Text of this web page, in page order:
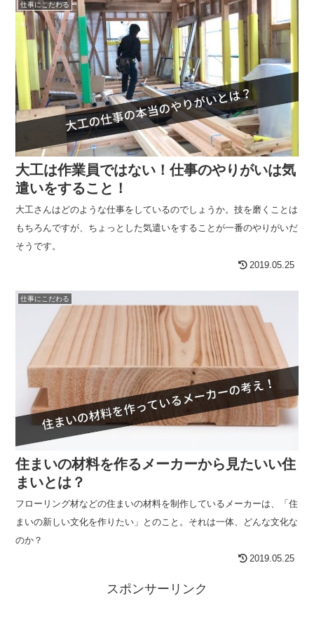
仕事にこだわる
大工は作業員ではない！仕事のやりがいは気
遣いをすること！
大工さんはどのような仕事をしているのでしょうか。技を磨くことは
もちろんですが、ちょっとした気遣いをすることが一番のやりがいだ
そうです。
2019.05.25
仕事にこだわる
住まいの材料を作るメーカーから見たいい住
まいとは？
フローリング材などの住まいの材料を制作しているメーカーは、「住
まいの新しい文化を作りたい」とのこと。それは一体、どんな文化な
のか？
2019.05.25
スポンサーリンク